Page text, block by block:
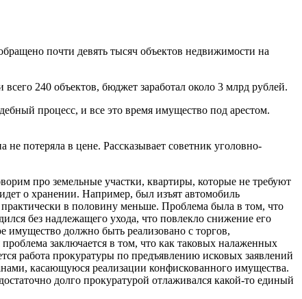
почти девять тысяч объектов недвижимости на
240 объектов, бюджет заработал около 3 млрд рублей.
процесс, и все это время имущество под арестом.
потеряла в цене. Рассказывает советник уголовно-
про земельные участки, квартиры, которые не требуют
о хранении. Например, был изъят автомобиль
в половину меньше. Проблема была в том, что
без надлежащего ухода, что повлекло снижение его
имущество должно быть реализовано с торгов,
проблема заключается в том, что как таковых налаженных
работа прокуратуры по предъявлению исковых заявлений
касающуюся реализации конфискованного имущества.
долго прокуратурой отлаживался какой-то единый